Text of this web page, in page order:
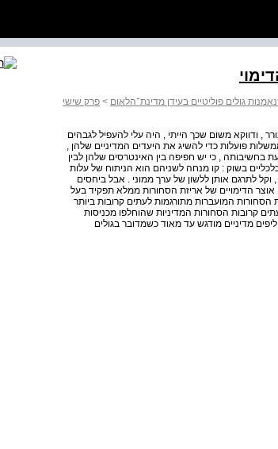
גולים פוליטיים בעידן מדינת־הלאום > פרק שישי
, ודווקא משום שכך הייתי , היה עלי להעפיל לגבהים
. שארל דה גול , זכרונות מלחמה , 1955 הואיל וממשלות פועלות כדי להשיג את היעדים המדיניים שלהן ,
, כי יש חפיפה בין האינטרסים שלהן לבין
בשוק : קו מנחה לשניהם הוא הניתוח של עלות
לתרגם אותן ללשון של ערך ממוני . אבל ביחסים
הדימויים של אריזת הסחורות ממלא תפקיד בעל
המועברות מתורגמות לעתים קרובות ביותר
קרובות הסחורות המדיניות שהוחלפו מכניסות
מדיניים מודגש עד מאוד כשמדובר בגולים